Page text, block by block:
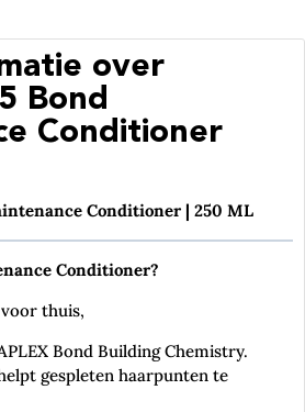
over
Bond
Conditioner
Conditioner | 250 ML
Conditioner?
thuis,
Bond Building Chemistry.
gespleten haarpunten te